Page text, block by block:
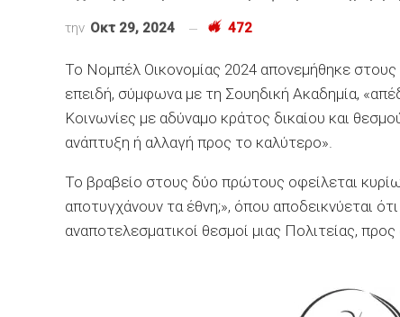
την Οκτ 29, 2024 472
Το Νομπέλ Οικονομίας 2024 απονεμήθηκε
επειδή, σύμφωνα με τη Σουηδική Ακαδημία,
Κοινωνίες με αδύναμο κράτος δικαίου και
ανάπτυξη ή αλλαγή προς το καλύτερο».
Το βραβείο στους δύο πρώτους οφείλεται
αποτυγχάνουν τα έθνη;», όπου αποδεικνύεται ότι
αναποτελεσματικοί θεσμοί μιας Πολιτείας,